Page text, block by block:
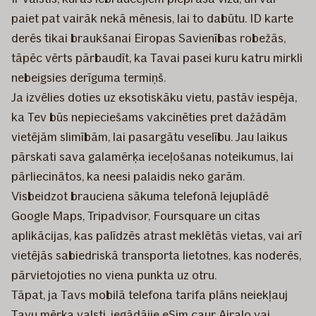
paiet pat vairāk nekā mēnesis, lai to dabūtu. ID karte
derēs tikai braukšanai Eiropas Savienības robežās,
tāpēc vērts pārbaudīt, ka Tavai pasei kuru katru mirkli
nebeigsies derīguma termiņš.
Ja izvēlies doties uz eksotiskāku vietu, pastāv iespēja,
ka Tev būs nepieciešams vakcinēties pret dažādām
vietējām slimībām, lai pasargātu veselību. Jau laikus
pārskati sava galamērķa ieceļošanas noteikumus, lai
pārliecinātos, ka neesi palaidis neko garām.
Visbeidzot brauciena sākuma telefonā lejuplādē
Google Maps, Tripadvisor, Foursquare un citas
aplikācijas, kas palīdzēs atrast meklētās vietas, vai arī
vietējās sabiedriskā transporta lietotnes, kas noderēs,
pārvietojoties no viena punkta uz otru.
Tāpat, ja Tavs mobilā telefona tarifa plāns neiekļauj